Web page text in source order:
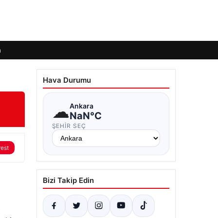
Hava Durumu
☁Ankara
NaN°C
ŞEHIR SEÇ
Bizi Takip Edin